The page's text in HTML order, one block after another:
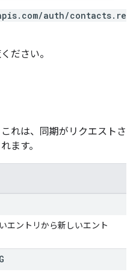
auth/contacts.re
ださい。
れは、同期がリクエストさ
ます。
エントリから新しいエント